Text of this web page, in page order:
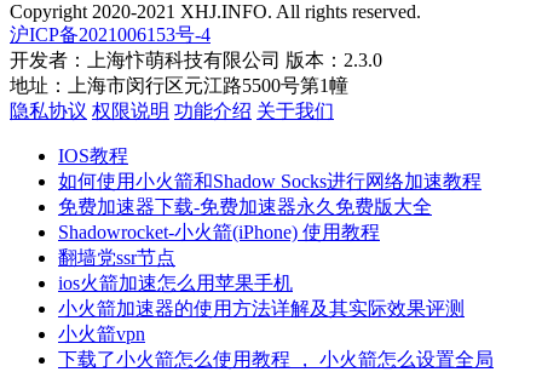
Copyright 2020-2021 XHJ.INFO. All rights reserved.
沪ICP备2021006153号-4
开发者：上海忭萌科技有限公司 版本：2.3.0
地址：上海市闵行区元江路5500号第1幢
隐私协议 权限说明 功能介绍 关于我们
IOS教程
如何使用小火箭和Shadow Socks进行网络加速教程
免费加速器下载-免费加速器永久免费版大全
Shadowrocket-小火箭(iPhone) 使用教程
翻墙党ssr节点
ios火箭加速怎么用苹果手机
小火箭加速器的使用方法详解及其实际效果评测
小火箭vpn
下载了小火箭怎么使用教程 ， 小火箭怎么设置全局